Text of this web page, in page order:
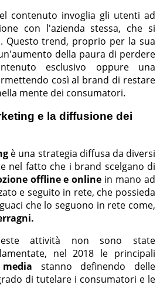
contenuto invoglia gli utenti ad
con l'azienda stessa, che si
Questo trend, proprio per la sua
della paura di perdere
esclusivo oppure una
così al brand di restare
mente dei consumatori.
e la diffusione dei
è una strategia diffusa da diversi
nel fatto che i brand scelgano di
offline e online in mano ad
e seguito in rete, che possieda
che lo seguono in rete come,
attività non sono state
nel 2018 le principali
stanno definendo delle
di tutelare i consumatori e le